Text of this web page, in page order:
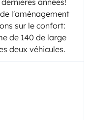
l'aménagement
sur le confort:
de 140 de large
deux véhicules.